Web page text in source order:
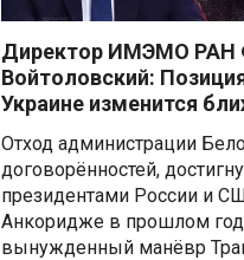
Директор ИМЭМО РАН
Войтоловский:
Украине изменится
Отход администрации
договорённостей,
президентами России и
Анкоридже в прошлом
вынужденный манёвр